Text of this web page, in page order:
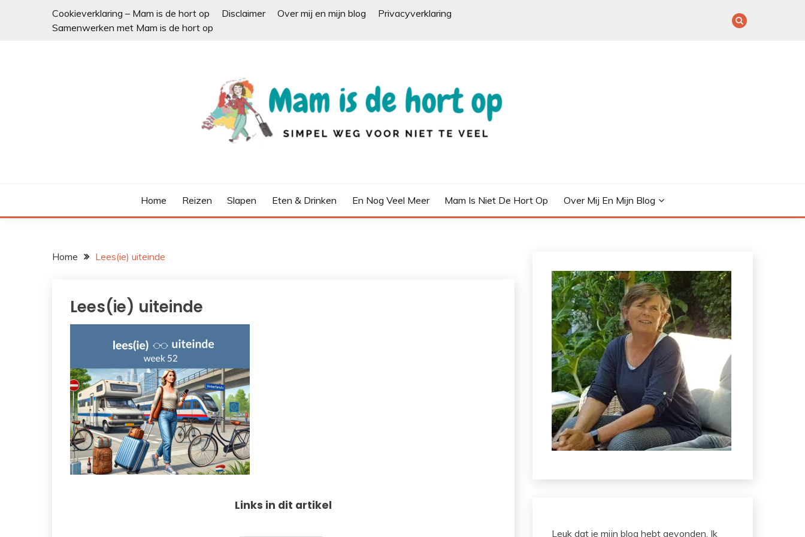
Cookieverklaring – Mam is de hort op Disclaimer Over mij en mijn blog
Privacyverklaring
Samenwerken met Mam is de hort op
Home Reizen Slapen Eten & Drinken En Nog Veel Meer Mam Is Niet De Hort Op Over Mij En Mijn Blog
Home Lees(ie) uiteinde
Lees(ie) uiteinde
Links in dit artikel
Leuk dat je mijn blog hebt gevonden. Ik